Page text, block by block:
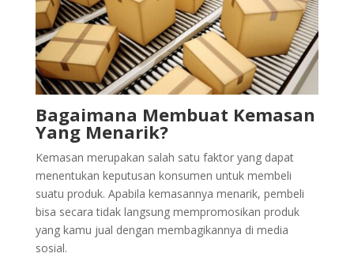
Bagaimana Membuat Kemasan
Yang Menarik?
Kemasan merupakan salah satu faktor yang dapat
menentukan keputusan konsumen untuk membeli
suatu produk. Apabila kemasannya menarik, pembeli
bisa secara tidak langsung mempromosikan produk
yang kamu jual dengan membagikannya di media
sosial.